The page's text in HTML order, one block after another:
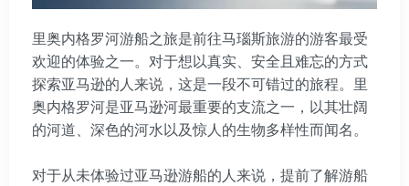
里奥内格罗河游船之旅是前往马瑙斯旅游的游客最受
欢迎的体验之一。对于想以真实、安全且难忘的方式
探索亚马逊的人来说，这是一段不可错过的旅程。里
奥内格罗河是亚马逊河最重要的支流之一，以其壮阔
的河道、深色的河水以及惊人的生物多样性而闻名。
对于从未体验过亚马逊游船的人来说，提前了解游船